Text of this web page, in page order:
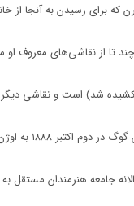
که برای رسیدن به آنجا از
از نقاشی‌های معروف او
شد) است و نقاشی
باخ فرستاد، وجود دارد.